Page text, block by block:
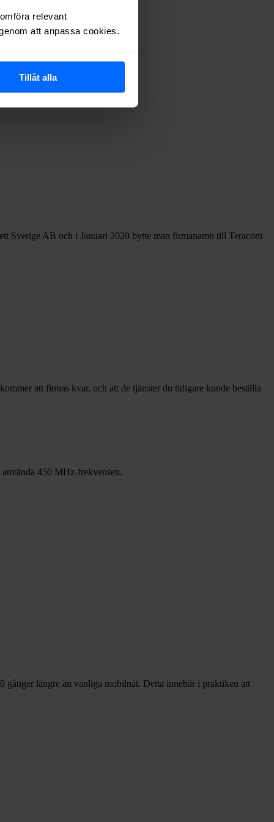
relevant
att anpassa cookies.
Tillåt alla
Sverige AB och i Januari 2020 bytte man firmanamn till Teracom
att finnas kvar, och att de tjänster du tidigare kunde beställa
450 MHz-frekvensen.
längre än vanliga mobilnät. Detta innebär i praktiken att